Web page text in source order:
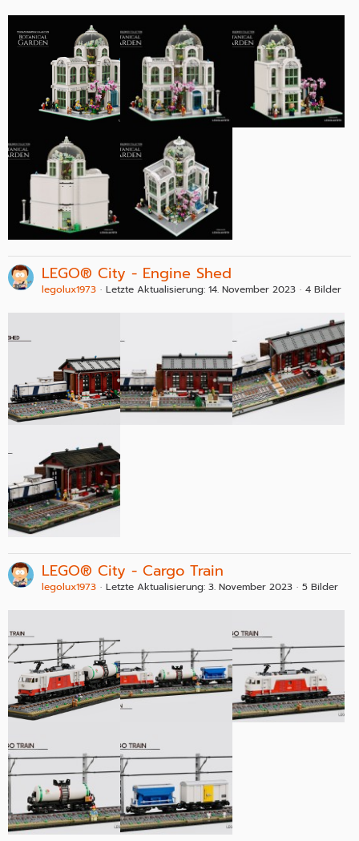
LEGO® City - Engine Shed
legolux1973 Letzte Aktualisierung: 14. November 2023 4 Bilder
LEGO® City - Cargo Train
legolux1973 Letzte Aktualisierung: 3. November 2023 5 Bilder